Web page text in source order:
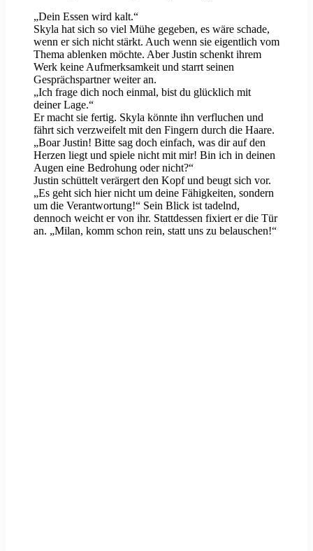
„Dein Essen wird kalt.“
Skyla hat sich so viel Mühe gegeben, es wäre schade,
wenn er sich nicht stärkt. Auch wenn sie eigentlich vom
Thema ablenken möchte. Aber Justin schenkt ihrem
Werk keine Aufmerksamkeit und starrt seinen
Gesprächspartner weiter an.
„Ich frage dich noch einmal, bist du glücklich mit
deiner Lage.“
Er macht sie fertig. Skyla könnte ihn verfluchen und
fährt sich verzweifelt mit den Fingern durch die Haare.
„Boar Justin! Bitte sag doch einfach, was dir auf den
Herzen liegt und spiele nicht mit mir! Bin ich in deinen
Augen eine Bedrohung oder nicht?“
Justin schüttelt verärgert den Kopf und beugt sich vor.
„Es geht sich hier nicht um deine Fähigkeiten, sondern
um die Verantwortung!“ Sein Blick ist tadelnd,
dennoch weicht er von ihr. Stattdessen fixiert er die Tür
an. „Milan, komm schon rein, statt uns zu belauschen!“